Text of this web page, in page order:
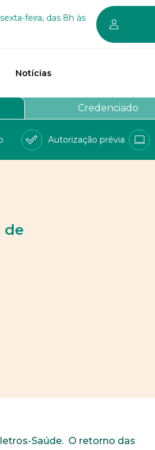
feira, das 8h às
Notícias
Credenciado
Autorização prévia
de
Saúde. O retorno das